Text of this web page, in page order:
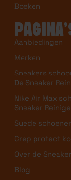
Boeken
Aanbiedingen
Merken
Sneakers
De Sneaker
Nike Air Max
Sneaker
Suede
Crep protect
Over de
Blog